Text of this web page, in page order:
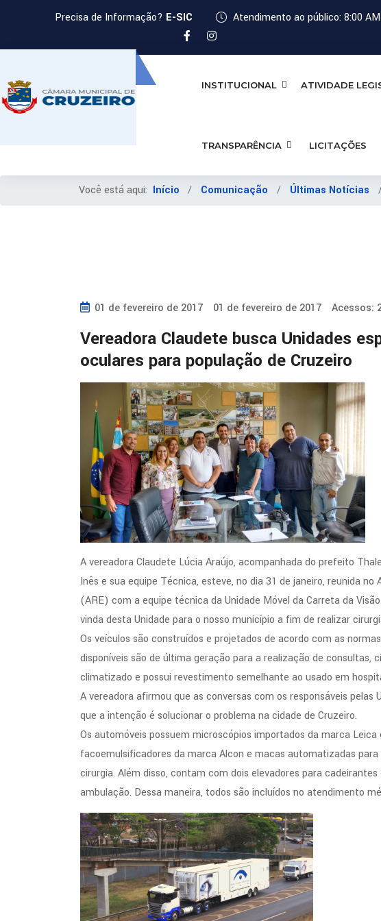
Precisa de Informação? E-SIC Atendimento ao público: 8:00
INSTITUCIONAL ATIVIDADE
TRANSPARÊNCIA LICITAÇÕES
Você está aqui: Início Comunicação Últimas Notícias
01 de fevereiro de 2017 01 de fevereiro de 2017 Acessos:
Vereadora Claudete busca Unidades
oculares para população de Cruzeiro
A vereadora Claudete Lúcia Araújo, acompanhada do prefeito
Inês e sua equipe Técnica, esteve, no dia 31 de janeiro, reunida no
(ARE) com a equipe técnica da Unidade Móvel da Carreta da
vinda desta Unidade para o nosso município a fim de realizar
Os veículos são construídos e projetados de acordo com as
disponíveis são de última geração para a realização de consultas,
climatizado e possui revestimento semelhante ao usado em
A vereadora afirmou que as conversas com os responsáveis
que a intenção é solucionar o problema na cidade de Cruzeiro.
Os automóveis possuem microscópios importados da marca
facoemulsificadores da marca Alcon e macas automatizadas
cirurgia. Além disso, contam com dois elevadores para
ambulação. Dessa maneira, todos são incluídos no atendimento